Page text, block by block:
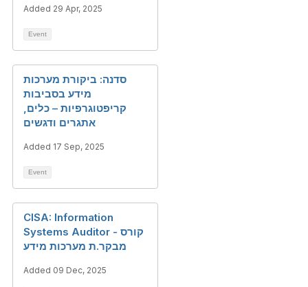
Added 29 Apr, 2025
Event
סדנה: ביקורת מערכות
מידע בסביבות
קריפטוגרפיות – כלים,
אתגרים ודגשים
Added 17 Sep, 2025
Event
CISA: Information
Systems Auditor - קורס
מבקר.ת מערכות מידע
Added 09 Dec, 2025